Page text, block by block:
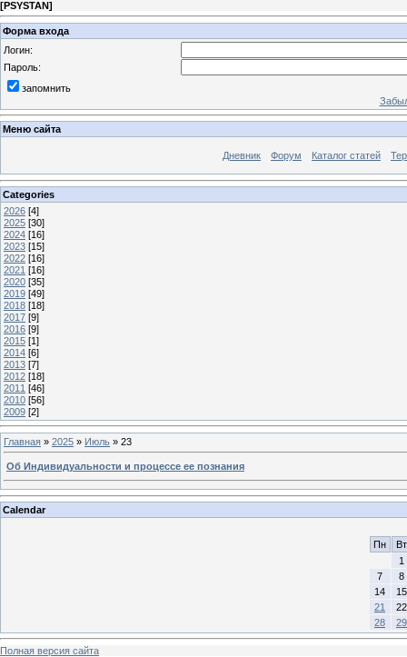
[PSYSTAN]
Форма входа
Логин:
Пароль:
запомнить
Меню сайта
Дневник Форум Каталог статей
Categories
2026 [4]
2025 [30]
2024 [16]
2023 [15]
2022 [16]
2021 [16]
2020 [35]
2019 [49]
2018 [18]
2017 [9]
2016 [9]
2015 [1]
2014 [6]
2013 [7]
2012 [18]
2011 [46]
2010 [56]
2009 [2]
Главная » 2025 » Июль » 23
Об Индивидуальности и процессе ее познания
Calendar
Пн
Вт
1
7
8
14
15
21
22
28
29
Полная версия сайта